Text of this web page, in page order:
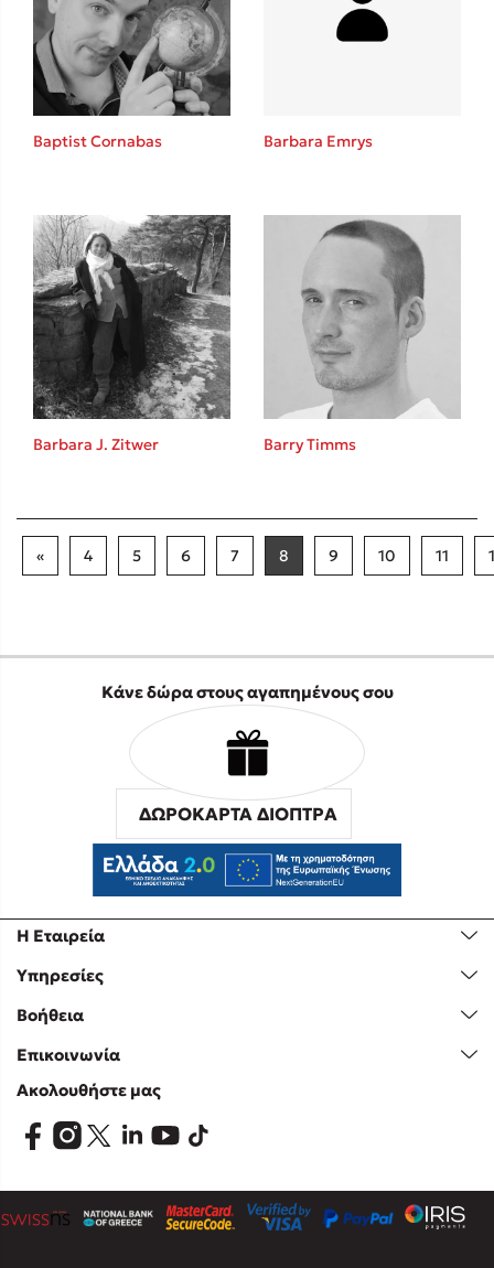
Baptist Cornabas Barbara Emrys
Barbara J. Zitwer Barry Timms
« 4 5 6 7 8 9 10 11
Η Εταιρεία
Υπηρεσίες
Βοήθεια
Επικοινωνία
Κάνε δώρα στους αγαπημένους σου
ΔΩΡΟΚΑΡΤΑ ΔΙΟΠΤΡΑ
Ακολουθήστε μας